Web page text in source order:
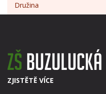
Družina
ZJISTĚTĚ VÍCE